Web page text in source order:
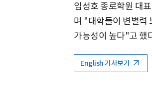
임성호 종로학원 대
며 "대학들이 변별력
가능성이 높다"고 했
English 기사보기